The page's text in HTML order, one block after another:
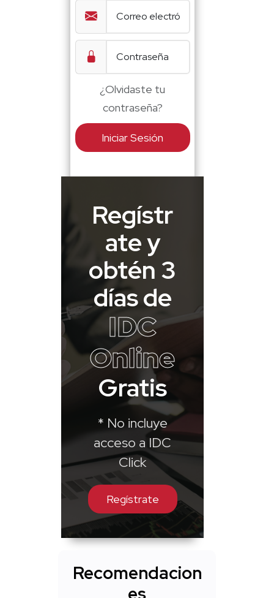
¿Olvidaste tu
contraseña?
Iniciar Sesión
Regístr
ate y
obtén 3
días de
IDC
Online
Gratis
* No incluye
acceso a IDC
Click
Regístrate
Recomendacion